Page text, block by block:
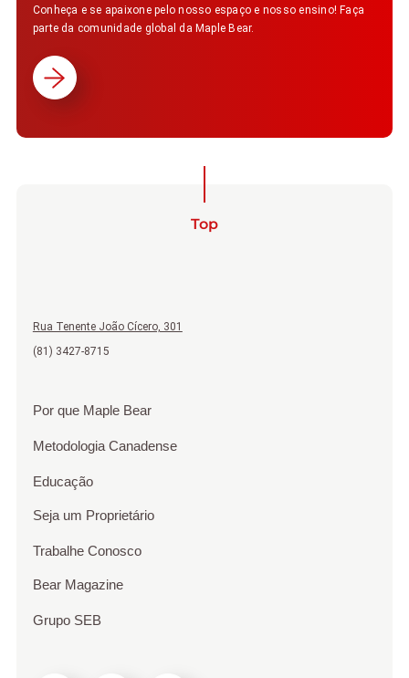
Conheça e se apaixone pelo nosso espaço e nosso ensino! Faça
parte da comunidade global da Maple Bear.
Top
Rua Tenente João Cícero, 301
(81) 3427-8715
Por que Maple Bear
Metodologia Canadense
Educação
Seja um Proprietário
Trabalhe Conosco
Bear Magazine
Grupo SEB